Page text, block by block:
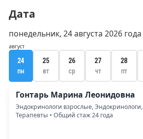
Дата
понедельник, 24 августа 2026 года
август
24
пн
25
вт
26
ср
27
чт
28
пт
Гонтарь Марина Леонидовна
Эндокринологи взрослые, Эндокринологи,
Терапевты • Общий стаж 24 года